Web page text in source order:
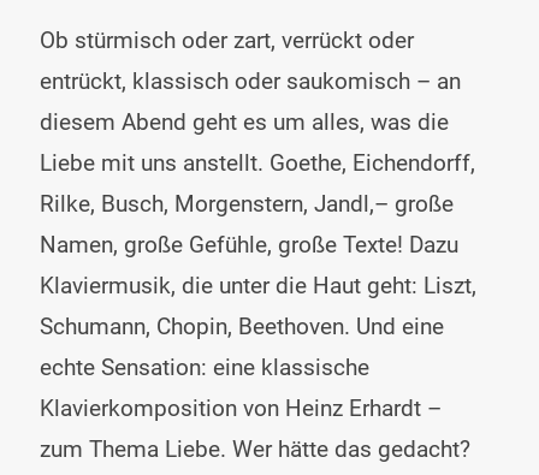
Ob stürmisch oder zart, verrückt oder
entrückt, klassisch oder saukomisch – an
diesem Abend geht es um alles, was die
Liebe mit uns anstellt. Goethe, Eichendorff,
Rilke, Busch, Morgenstern, Jandl,– große
Namen, große Gefühle, große Texte! Dazu
Klaviermusik, die unter die Haut geht: Liszt,
Schumann, Chopin, Beethoven. Und eine
echte Sensation: eine klassische
Klavierkomposition von Heinz Erhardt –
zum Thema Liebe. Wer hätte das gedacht?